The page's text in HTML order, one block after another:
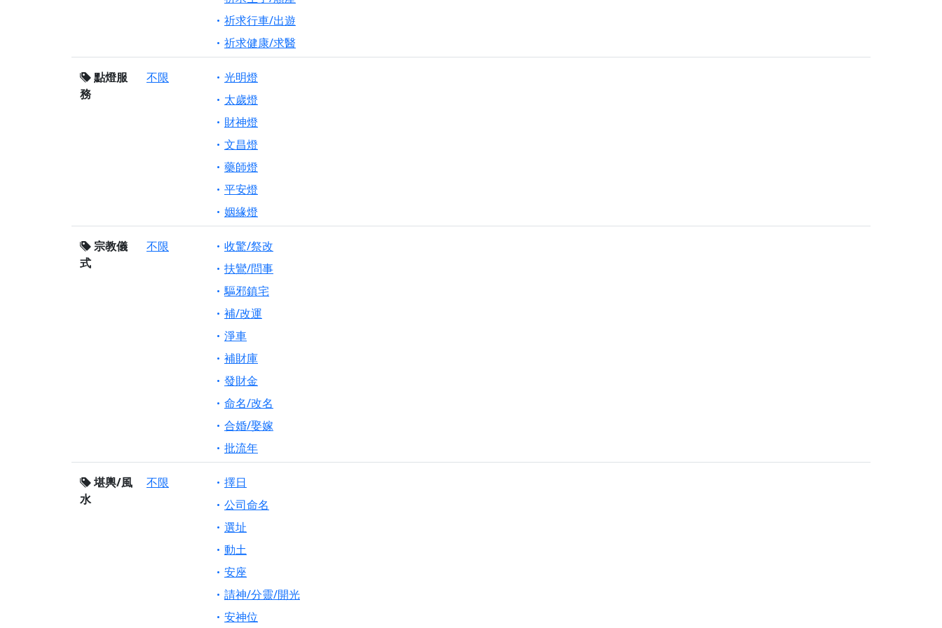
祈求行車/出遊
祈求健康/求醫
點燈服
務
不限
光明燈
太歲燈
財神燈
文昌燈
藥師燈
平安燈
姻緣燈
宗教儀
式
不限
收驚/祭改
扶鸞/問事
驅邪鎮宅
補/改運
淨車
補財庫
發財金
命名/改名
合婚/娶嫁
批流年
堪輿/風
水
不限
擇日
公司命名
選址
動土
安座
請神/分靈/開光
安神位